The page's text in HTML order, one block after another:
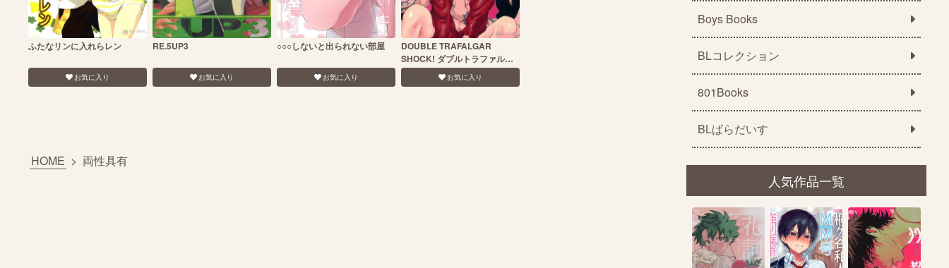
ふたなリンに入れらレン
お気に入り
RE.5UP3
お気に入り
○○○しないと出られない部屋
お気に入り
DOUBLE TRAFALGAR
SHOCK! ダブルトラファルガ
ーショック お気に入り
HOME > 両性具有
Boys Books
BLコレクション
801Books
BLぱらだいす
人気作品一覧